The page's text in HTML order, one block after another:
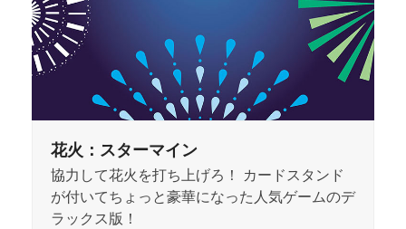
花火：スターマイン
協力して花火を打ち上げろ！ カードスタンド
が付いてちょっと豪華になった人気ゲームのデ
ラックス版！